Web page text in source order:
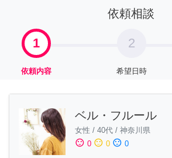
依頼相談
1
依頼内容
2
希望日時
ベル・フルール
女性 / 40代 / 神奈川県
sentiment_satisfied 0 sentiment_neutral 0 sentiment_dissatisfied 0